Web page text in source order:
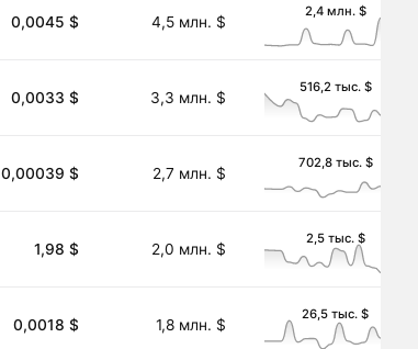
0,0045 $ 4,5 млн. $
2,4 млн. $
0,0033 $ 3,3 млн. $
516,2 тыс. $
0,00039 $ 2,7 млн. $
702,8 тыс. $
1,98 $ 2,0 млн. $
2,5 тыс. $
0,0018 $ 1,8 млн. $
26,5 тыс. $